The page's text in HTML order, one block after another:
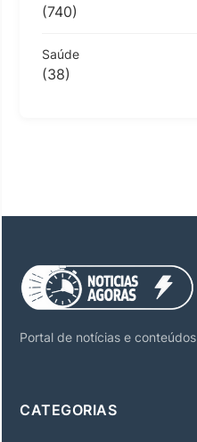
(740)
Saúde
(38)
Portal de notícias e conteúdos
CATEGORIAS